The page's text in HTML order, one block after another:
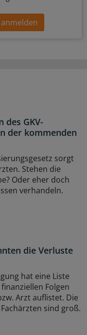
des GKV-
der kommenden
sorgt
Stehen die
Oder eher doch
verhandeln.
die Verluste
hat eine Liste
Folgen
Arzt auflistet. Die
sind groß.